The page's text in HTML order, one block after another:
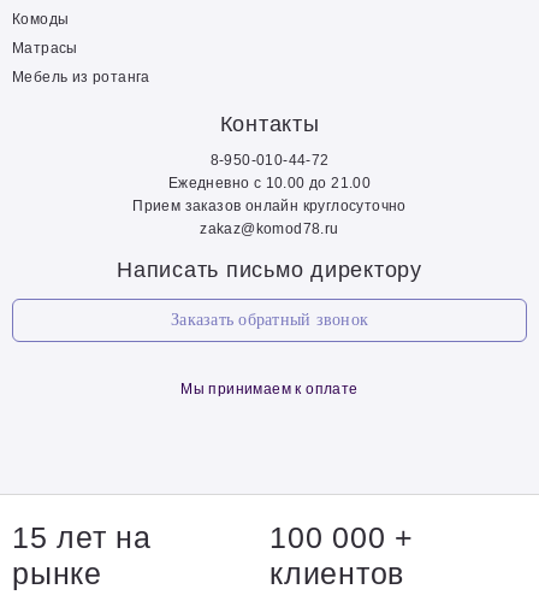
Комоды
Матрасы
Мебель из ротанга
Контакты
8-950-010-44-72
Ежедневно с 10.00 до 21.00
Прием заказов онлайн круглосуточно
zakaz@komod78.ru
Написать письмо директору
Заказать обратный звонок
Мы принимаем к оплате
15 лет на
рынке
100 000 +
клиентов